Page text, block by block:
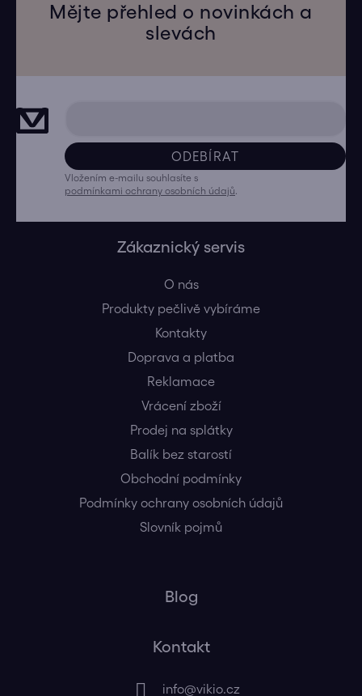
Mějte přehled o novinkách a
slevách
ODEBÍRAT
Vložením e-mailu souhlasíte s
podmínkami ochrany osobních údajů
Zákaznický servis
O nás
Produkty pečlivě vybíráme
Kontakty
Doprava a platba
Reklamace
Vrácení zboží
Prodej na splátky
Balík bez starostí
Obchodní podmínky
Podmínky ochrany osobních údajů
Slovník pojmů
Blog
Kontakt
info@vikio.cz